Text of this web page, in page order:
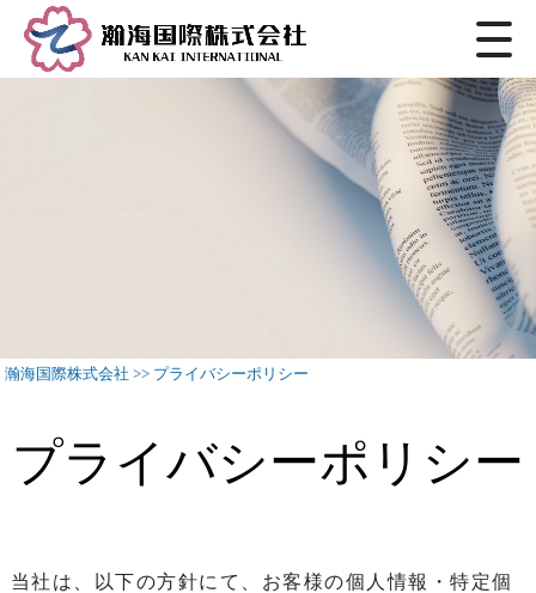
瀚海国際株式会社 >> プライバシーポリシー
プライバシーポリシー
当社は、以下の方針にて、お客様の個人情報・特定個